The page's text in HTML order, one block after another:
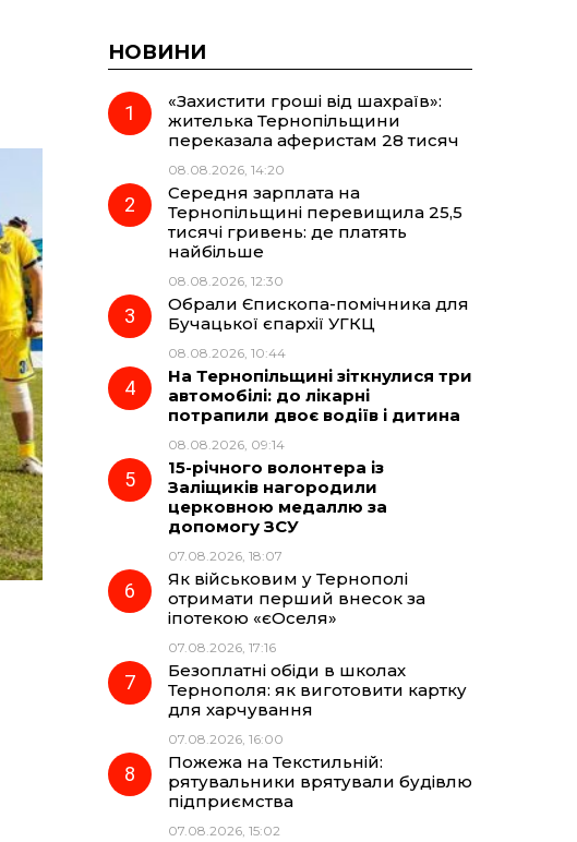
НОВИНИ
«Захистити гроші від шахраїв»:
жителька Тернопільщини
переказала аферистам 28 тисяч
08.08.2026, 14:20
Середня зарплата на
Тернопільщині перевищила 25,5
тисячі гривень: де платять
найбільше
08.08.2026, 12:30
Обрали Єпископа-помічника для
Бучацької єпархії УГКЦ
08.08.2026, 10:44
На Тернопільщині зіткнулися три
автомобілі: до лікарні
потрапили двоє водіїв і дитина
08.08.2026, 09:14
15-річного волонтера із
Заліщиків нагородили
церковною медаллю за
допомогу ЗСУ
07.08.2026, 18:07
Як військовим у Тернополі
отримати перший внесок за
іпотекою «єОселя»
07.08.2026, 17:16
Безоплатні обіди в школах
Тернополя: як виготовити картку
для харчування
07.08.2026, 16:00
Пожежа на Текстильній:
рятувальники врятували будівлю
підприємства
07.08.2026, 15:02